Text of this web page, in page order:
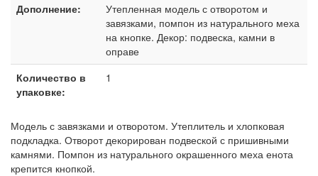
Дополнение:
Утепленная модель с отворотом и
завязками, помпон из натурального меха
на кнопке. Декор: подвеска, камни в
оправе
Количество в
упаковке:
1
Модель с завязками и отворотом. Утеплитель и хлопковая
подкладка. Отворот декорирован подвеской с пришивными
камнями. Помпон из натурального окрашенного меха енота
крепится кнопкой.